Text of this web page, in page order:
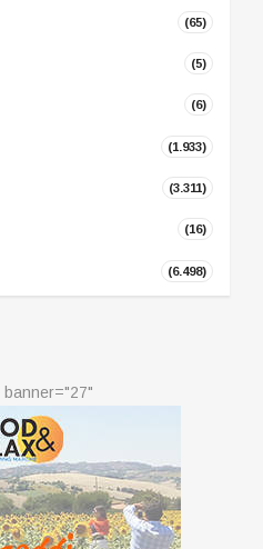
(65)
(5)
(6)
(1.933)
(3.311)
(16)
(6.498)
banner="27"